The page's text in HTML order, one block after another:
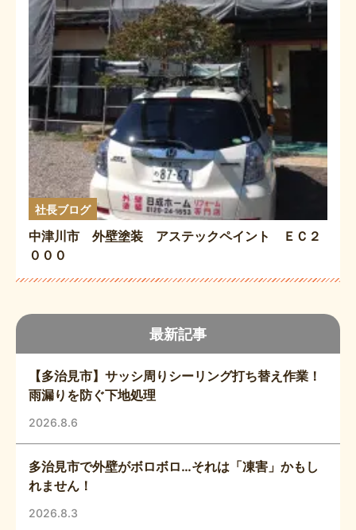
最新記事
【多治見市】サッシ周りシーリング打ち替え作業！
雨漏りを防ぐ下地処理
2026.8.6
多治見市で外壁がボロボロ…それは「凍害」かもし
れません！
2026.8.3
社長ブログ
中津川市 外壁塗装 アステックペイント ＥＣ２
０００